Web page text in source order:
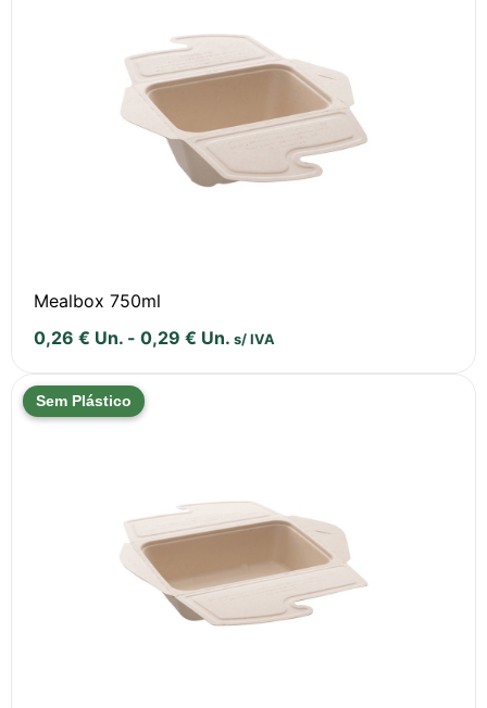
Mealbox 750ml
0,26 € Un. - 0,29 € Un. s/ IVA
Sem Plástico